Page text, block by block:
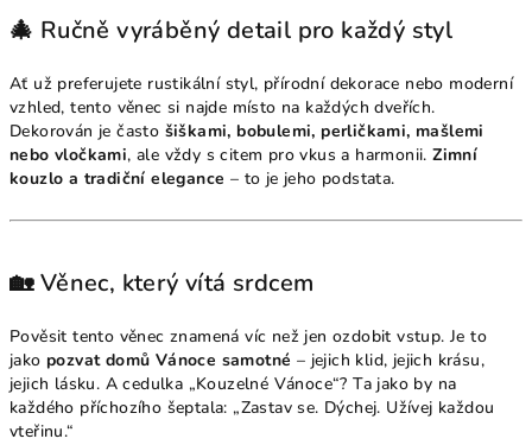
🎄 Ručně vyráběný detail pro každý styl
Ať už preferujete rustikální styl, přírodní dekorace nebo moderní
vzhled, tento věnec si najde místo na každých dveřích.
Dekorován je často šiškami, bobulemi, perličkami, mašlemi
nebo vločkami, ale vždy s citem pro vkus a harmonii.Zimní
kouzlo a tradiční elegance – to je jeho podstata.
🏡 Věnec, který vítá srdcem
Pověsit tento věnec znamená víc než jen ozdobit vstup. Je to
jako pozvat domů Vánoce samotné – jejich klid, jejich krásu,
jejich lásku. A cedulka „Kouzelné Vánoce“? Ta jako by na
každého příchozího šeptala: „Zastav se. Dýchej. Užívej každou
vteřinu.“